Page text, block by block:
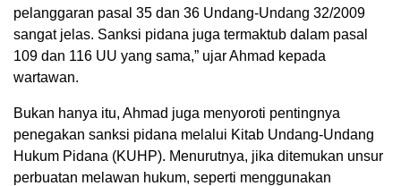
pelanggaran pasal 35 dan 36 Undang-Undang 32/2009
sangat jelas. Sanksi pidana juga termaktub dalam pasal
109 dan 116 UU yang sama,” ujar Ahmad kepada
wartawan.
Bukan hanya itu, Ahmad juga menyoroti pentingnya
penegakan sanksi pidana melalui Kitab Undang-Undang
Hukum Pidana (KUHP). Menurutnya, jika ditemukan unsur
perbuatan melawan hukum, seperti menggunakan